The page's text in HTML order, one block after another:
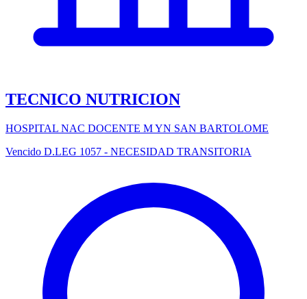
TECNICO NUTRICION
HOSPITAL NAC DOCENTE M YN SAN BARTOLOME
Vencido D.LEG 1057 - NECESIDAD TRANSITORIA